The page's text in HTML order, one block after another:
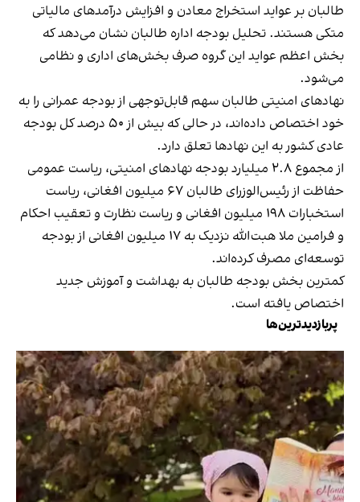
طالبان بر عواید استخراج معادن و افزایش درآمدهای مالیاتی
متکی هستند. تحلیل بودجه اداره طالبان نشان می‌دهد که
بخش اعظم عواید این گروه صرف بخش‌های اداری و نظامی
می‌شود.
نهادهای امنیتی طالبان سهم قابل‌توجهی از بودجه عمرانی را به
خود اختصاص داده‌اند، در حالی که بیش از ۵۰ درصد کل بودجه
عادی کشور به این نهادها تعلق دارد.
از مجموع ۲.۸ میلیارد بودجه نهادهای امنیتی، ریاست عمومی
حفاظت از رئیس‌الوزرای طالبان ۶۷ میلیون افغانی، ریاست
استخبارات ۱۹۸ میلیون افغانی و ریاست نظارت و تعقیب احکام
و فرامین ملا هبت‌الله نزدیک به ۱۷ میلیون افغانی از بودجه
توسعه‌ای مصرف کرده‌اند.
کمترین بخش بودجه طالبان به بهداشت و آموزش جدید
اختصاص یافته است.
پربازدیدترین‌ها